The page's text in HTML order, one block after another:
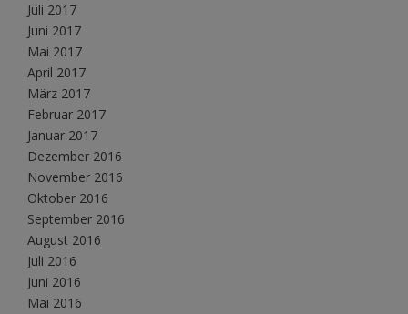
Juli 2017
Juni 2017
Mai 2017
April 2017
März 2017
Februar 2017
Januar 2017
Dezember 2016
November 2016
Oktober 2016
September 2016
August 2016
Juli 2016
Juni 2016
Mai 2016